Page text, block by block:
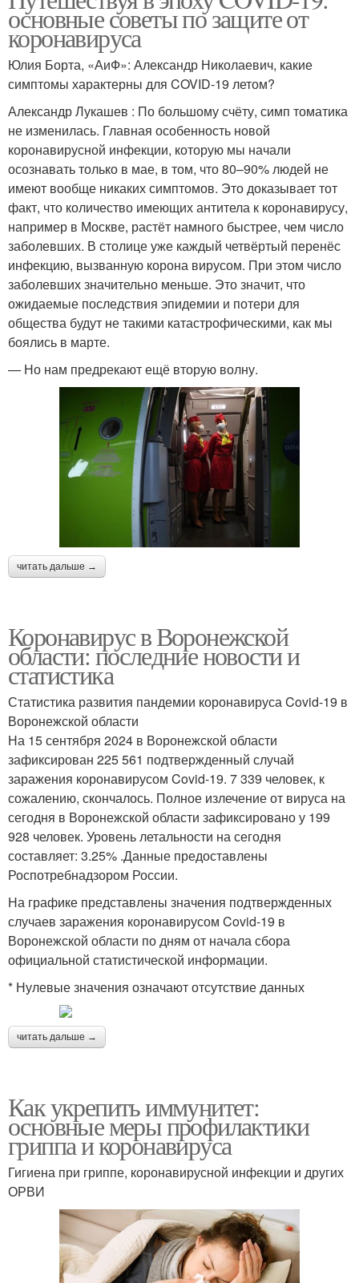
основные советы по защите от
коронавируса
Юлия Борта, «АиФ»: Александр Николаевич, какие
симптомы характерны для COVID-19 летом?
Александр Лукашев : По большому счёту, симп томатика
не изменилась. Главная особенность новой
коронавирусной инфекции, которую мы начали
осознавать только в мае, в том, что 80–90% людей не
имеют вообще никаких симптомов. Это доказывает тот
факт, что количество имеющих антитела к коронавирусу,
например в Москве, растёт намного быстрее, чем число
заболевших. В столице уже каждый четвёртый перенёс
инфекцию, вызванную корона вирусом. При этом число
заболевших значительно меньше. Это значит, что
ожидаемые последствия эпидемии и потери для
общества будут не такими катастрофическими, как мы
боялись в марте.
— Но нам предрекают ещё вторую волну.
читать дальше →
Коронавирус в Воронежской
области: последние новости и
статистика
Статистика развития пандемии коронавируса Covid-19 в
Воронежской области
На 15 сентября 2024 в Воронежской области
зафиксирован 225 561 подтвержденный случай
заражения коронавирусом Covid-19. 7 339 человек, к
сожалению, скончалось. Полное излечение от вируса на
сегодня в Воронежской области зафиксировано у 199
928 человек. Уровень летальности на сегодня
составляет: 3.25% .Данные предоставлены
Роспотребнадзором России.
На графике представлены значения подтвержденных
случаев заражения коронавирусом Covid-19 в
Воронежской области по дням от начала сбора
официальной статистической информации.
* Нулевые значения означают отсутствие данных
читать дальше →
Как укрепить иммунитет:
основные меры профилактики
гриппа и коронавируса
Гигиена при гриппе, коронавирусной инфекции и других
ОРВИ